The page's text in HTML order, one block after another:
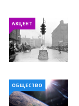
АКЦЕНТ
ОБЩЕСТВО